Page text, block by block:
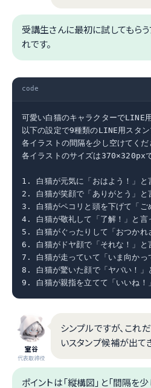
受講生さんに最初に試してもら
れです。
code
可愛い白猫のキャラクターでLINE
以下の設定で9種類のLINE用スタン
各イラストの間隔を少し空けてくだ
各イラストのサイズは370×320pxで
1. 白猫が元気に「おはよう！」と
2. 白猫が笑顔で「ありがとう」と
3. 白猫がペコリと頭を下げて「ご
4. 白猫が敬礼して「了解！」と言
5. 白猫がぐったりして「おつかれ
6. 白猫がドヤ顔で「それな！」と
7. 白猫が走っていて「いま向かっ
8. 白猫が驚いた顔で「ヤバい！」
9. 白猫が親指を立てて「いいね！
室谷
代表取締役
シンプルですが、これ
いスタンプ候補が出て
ポイントは「縦構図」と「間隔を